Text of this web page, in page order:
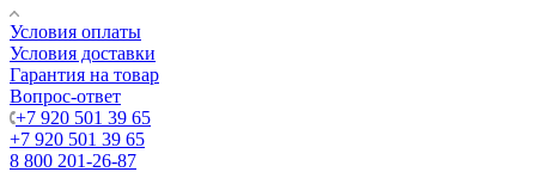
Условия оплаты
Условия доставки
Гарантия на товар
Вопрос-ответ
+7 920 501 39 65
+7 920 501 39 65
8 800 201-26-87